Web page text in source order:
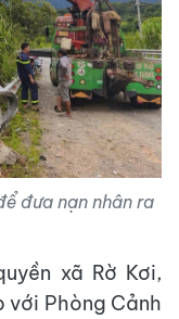
đưa nạn nhân ra
xã Rờ Kơi,
với Phòng Cảnh